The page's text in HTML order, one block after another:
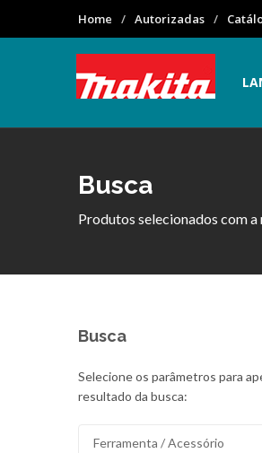
Home Autorizadas
Busca
Produtos selecionados com
Busca
Selecione os parâmetros para
resultado da busca: